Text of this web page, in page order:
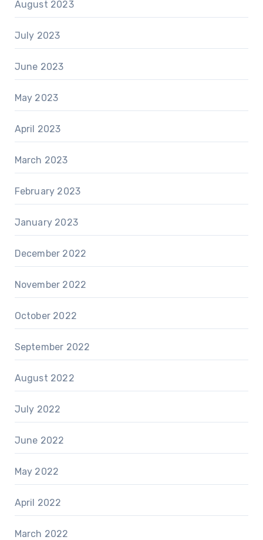
August 2023
July 2023
June 2023
May 2023
April 2023
March 2023
February 2023
January 2023
December 2022
November 2022
October 2022
September 2022
August 2022
July 2022
June 2022
May 2022
April 2022
March 2022